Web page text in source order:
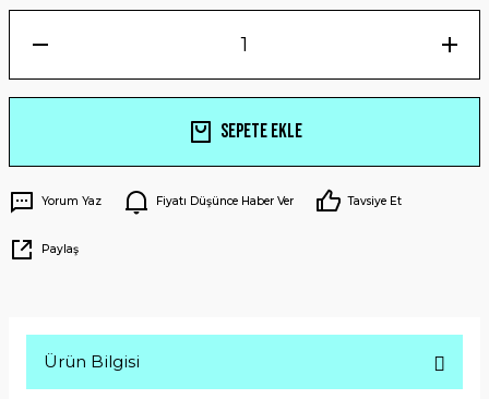
Sepete Ekle
Yorum Yaz Fiyatı Düşünce Haber Ver Tavsiye Et
Paylaş
Ürün Bilgisi